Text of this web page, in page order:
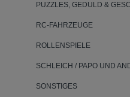
PUZZLES, GEDULD &
RC-FAHRZEUGE
ROLLENSPIELE
SCHLEICH / PAPO UND
SONSTIGES